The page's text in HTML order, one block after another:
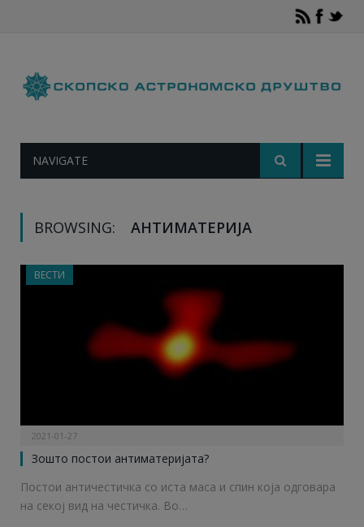
NAVIGATE
BROWSING: АНТИМАТЕРИЈА
ВЕСТИ
2021-01-27
Зошто постои антиматеријата?
Постои античестичка со иста маса и спин која одговара
на секој вид на честичка. Во…